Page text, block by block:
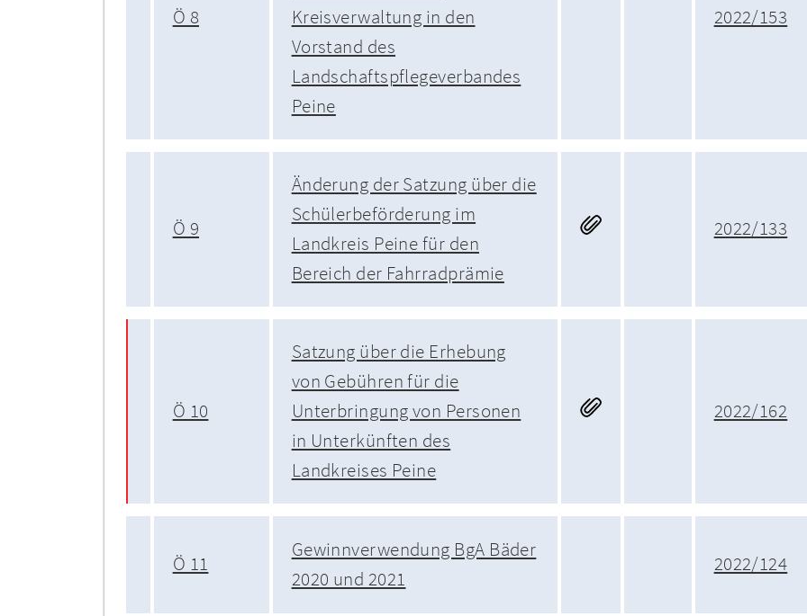
Ö 8
Kreisverwaltung in den
Vorstand des
Landschaftspflegeverbandes
Peine
2022/153
Ö 9
Änderung der Satzung über die
Schülerbeförderung im
Landkreis Peine für den
Bereich der Fahrradprämie
2022/133
Ö 10
Satzung über die Erhebung
von Gebühren für die
Unterbringung von Personen
in Unterkünften des
Landkreises Peine
2022/162
Ö 11
Gewinnverwendung BgA Bäder
2020 und 2021
2022/124